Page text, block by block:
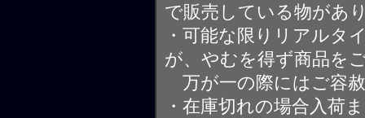
で販売している物があ
・可能な限りリアルタ
が、やむを得ず商品を
万が一の際にはご容
・在庫切れの場合入荷